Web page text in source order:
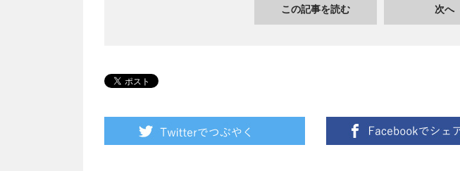
この記事を読む 次へ